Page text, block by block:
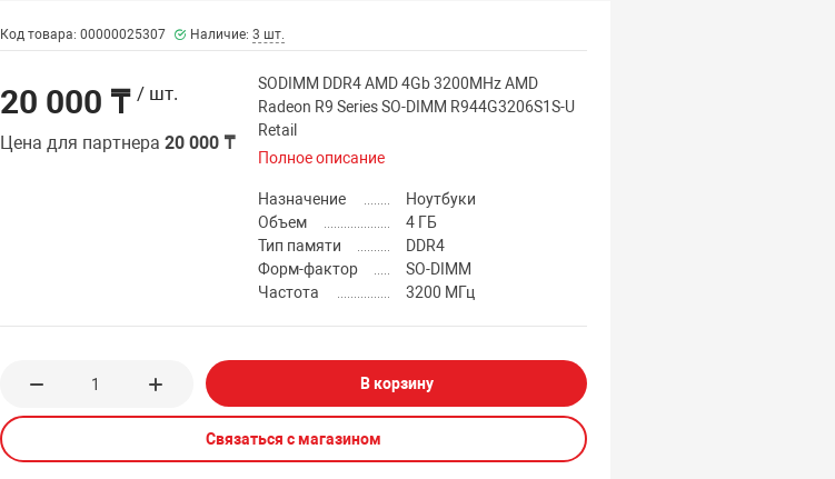
Код товара: 00000025307 Наличие: 3 шт.
20 000 ₸ / шт.
Цена для партнера20 000 ₸
SODIMM DDR4 AMD 4Gb 3200MHz AMD
Radeon R9 Series SO-DIMM R944G3206S1S-U
Retail
Полное описание
Назначение
Ноутбуки
Объем
4 ГБ
Тип памяти
DDR4
Форм-фактор
SO-DIMM
Частота
3200 МГц
В корзину
Связаться с магазином